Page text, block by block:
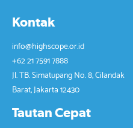
Kontak
info@highscope.or.id
+62 21 7591 7888
Jl. TB. Simatupang No. 8, Cilandak
Barat, Jakarta 12430
Tautan Cepat